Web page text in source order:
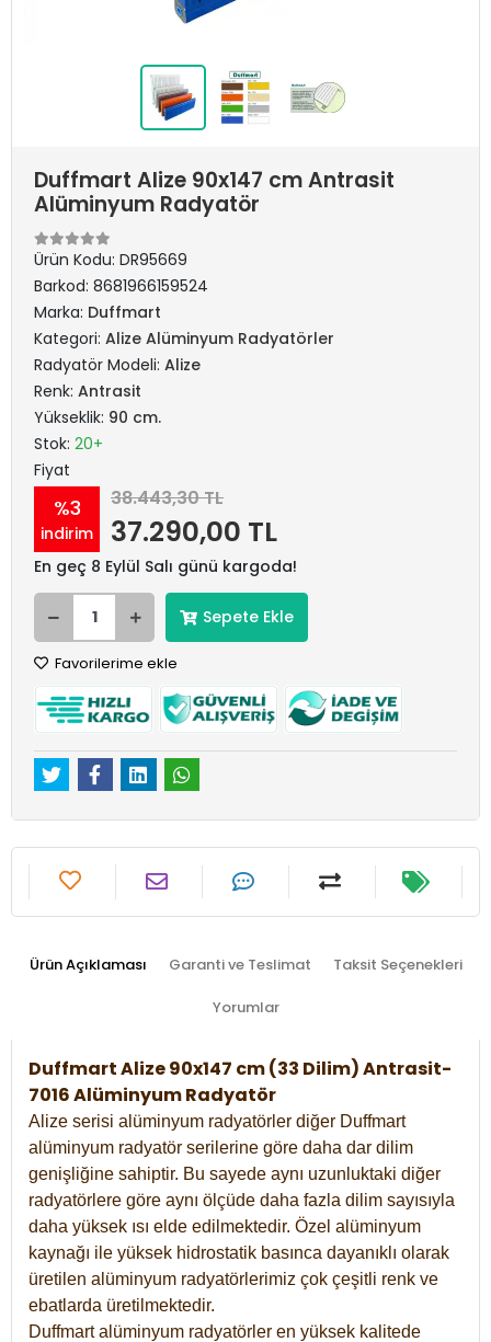
Duffmart Alize 90x147 cm Antrasit
Alüminyum Radyatör
Ürün Kodu: DR95669
Barkod: 8681966159524
Marka: Duffmart
Kategori: Alize Alüminyum Radyatörler
Radyatör Modeli: Alize
Renk: Antrasit
Yükseklik: 90 cm.
Stok: 20+
Fiyat
%3
indirim
38.443,30 TL
37.290,00 TL
En geç 8 Eylül Salı günü kargoda!
Sepete Ekle
Favorilerime ekle
Ürün Açıklaması Garanti ve Teslimat Taksit Seçenekleri
Yorumlar
Duffmart Alize 90x147 cm (33 Dilim) Antrasit-
7016 Alüminyum Radyatör
Alize serisi alüminyum radyatörler diğer Duffmart
alüminyum radyatör serilerine göre daha dar dilim
genişliğine sahiptir. Bu sayede aynı uzunluktaki diğer
radyatörlere göre aynı ölçüde daha fazla dilim sayısıyla
daha yüksek ısı elde edilmektedir. Özel alüminyum
kaynağı ile yüksek hidrostatik basınca dayanıklı olarak
üretilen alüminyum radyatörlerimiz çok çeşitli renk ve
ebatlarda üretilmektedir.
Duffmart alüminyum radyatörler en yüksek kalitede